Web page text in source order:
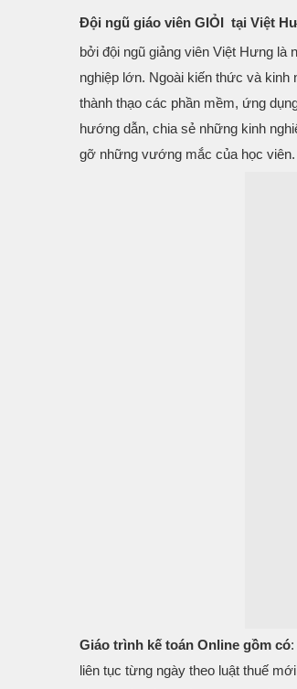
Đội ngũ giáo viên GIỎI tại Việt
bởi đội ngũ giảng viên Việt Hưng là
nghiệp lớn. Ngoài kiến thức và kinh
thành thạo các phần mềm, ứng
hướng dẫn, chia sẻ những kinh
gỡ những vướng mắc của học viên.
Giáo trình kế toán Online gồm có
liên tục từng ngày theo luật thuế